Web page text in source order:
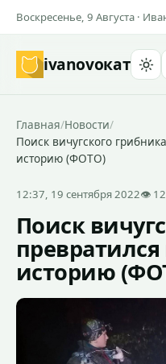
Воскресенье, 9 Августа ·
ivanovoкат
Главная/Новости/
Поиск вичугского
историю (ФОТО)
12:37, 19 сентября 2022👁
Поиск
историю